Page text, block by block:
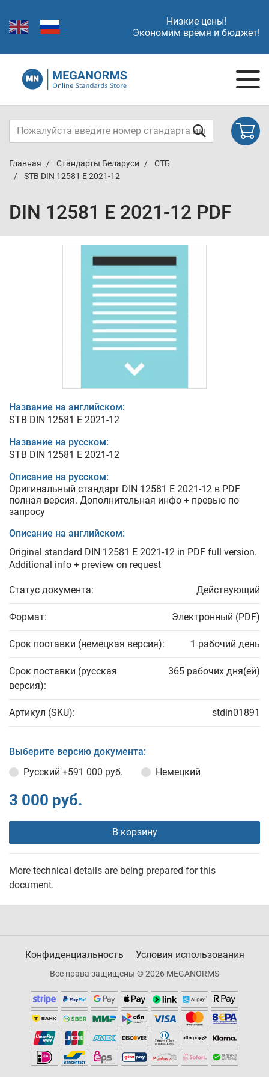
Низкие цены!
Экономим время и бюджет!
Главная Стандарты Беларуси
СТБ
STB DIN 12581 E 2021-12
DIN 12581 E 2021-12 PDF
Название на английском:
STB DIN 12581 E 2021-12
Название на русском:
STB DIN 12581 E 2021-12
Описание на русском:
Оригинальный стандарт DIN 12581 E 2021-12 в PDF
полная версия. Дополнительная инфо + превью по
запросу
Описание на английском:
Original standard DIN 12581 E 2021-12 in PDF full version.
Additional info + preview on request
Статус документа: Действующий
Формат: Электронный (PDF)
Срок поставки (немецкая версия): 1 рабочий день
Срок поставки (русская
версия):
365 рабочих дня(ей)
Артикул (SKU): stdin01891
Выберите версию документа:
Русский +591 000 руб. Немецкий
3 000 руб.
В корзину
More technical details are being prepared for this
document.
Конфиденциальность Условия использования
Все права защищены © 2026 MEGANORMS